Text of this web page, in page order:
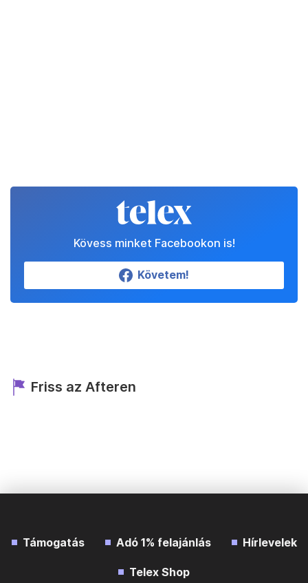
Kövess minket Facebookon is!
Követem!
Friss az Afteren
Támogatás Adó 1% felajánlás Hírlevelek
Telex Shop